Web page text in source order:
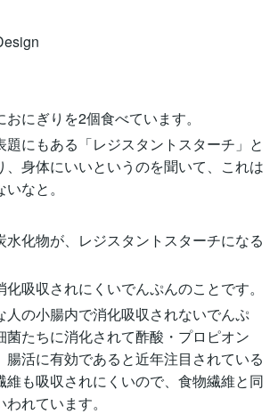
にぎりを2個食べています。
題にもある「レジスタントスターチ」と
、身体にいいというのを聞いて、これは
なと。
水化物が、レジスタントスターチになる
吸収されにくいでんぷんのことです。
人の小腸内で消化吸収されないでんぷ
菌たちに消化されて酢酸・プロピオン
腸活に有効であると近年注目されている
維も吸収されにくいので、食物繊維と同
れています。